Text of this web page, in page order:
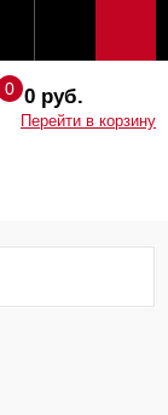
0 руб.
Перейти в корзину